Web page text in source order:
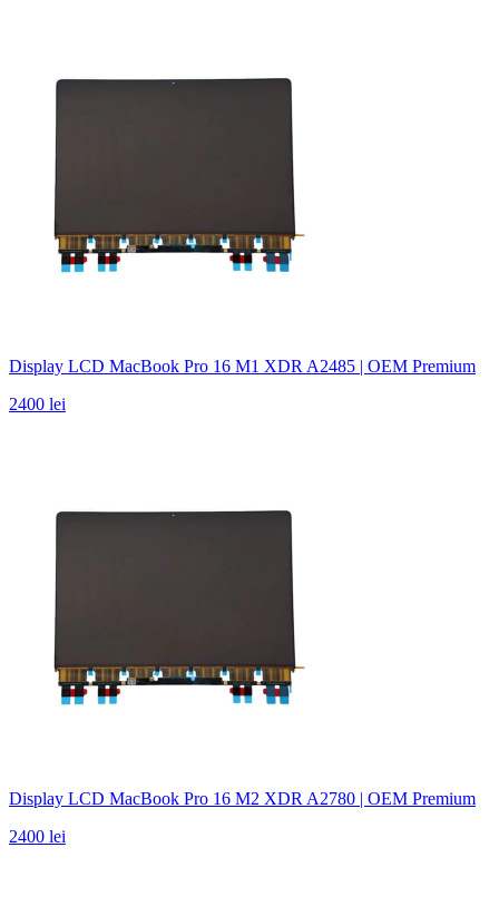
Display LCD MacBook Pro 16 M1 XDR A2485 | OEM Premium
2400 lei
Display LCD MacBook Pro 16 M2 XDR A2780 | OEM Premium
2400 lei